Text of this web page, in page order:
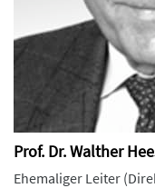
Prof. Dr. Walther
Ehemaliger Leiter